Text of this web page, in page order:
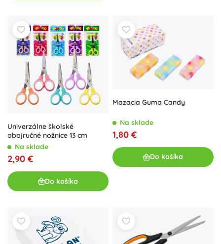
Univerzálne školské
obojručné nožnice 13 cm
Na sklade
2,90 €
Do košíka
Mazacia Guma Candy
Na sklade
1,80 €
Do košíka